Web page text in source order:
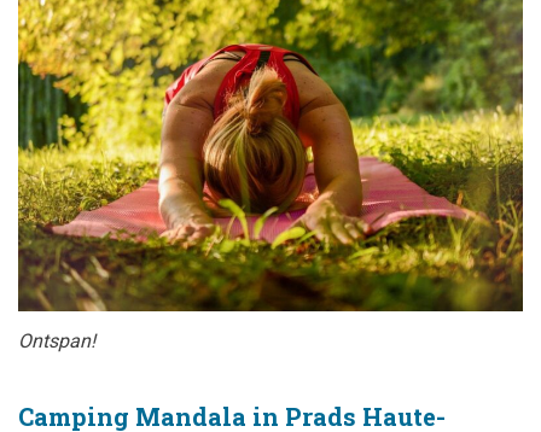
Ontspan!
Camping Mandala in Prads Haute-